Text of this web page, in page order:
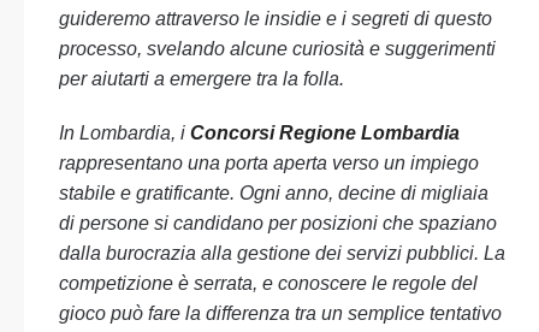
guideremo attraverso le insidie e i segreti di questo
processo, svelando alcune curiosità e suggerimenti
per aiutarti a emergere tra la folla.
In Lombardia, i Concorsi Regione Lombardia
rappresentano una porta aperta verso un impiego
stabile e gratificante. Ogni anno, decine di migliaia
di persone si candidano per posizioni che spaziano
dalla burocrazia alla gestione dei servizi pubblici. La
competizione è serrata, e conoscere le regole del
gioco può fare la differenza tra un semplice tentativo